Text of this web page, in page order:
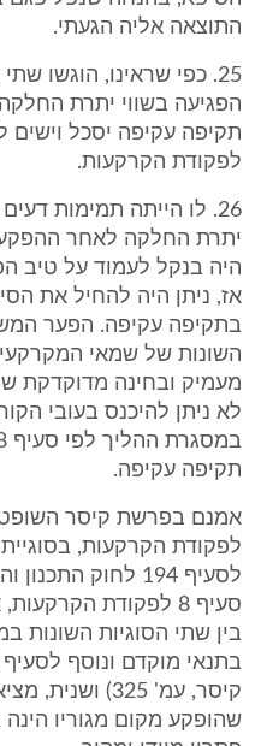
התוצאה אליה הגעתי.
25. כפי שראינו, הוגשו
הפגיעה בשווי יתרת
לפקודת הקרקעות.
26. לו הייתה תמימות
יתרת החלקה לאחר ההפקעה,
היה בנקל לעמוד על טיב
אז, ניתן היה להחיל את
בתקיפה עקיפה. הפער
השונות של שמאי
מעמיק ובחינה מדוקדקת
לא ניתן להיכנס בעובי
תקיפה עקיפה.
לפקודת הקרקעות,
לסעיף 194 לחוק
סעיף 8 לפקודת
בין שתי הסוגיות השונות
קיסר, עמ' 325)
שהופקע מקום מגוריו